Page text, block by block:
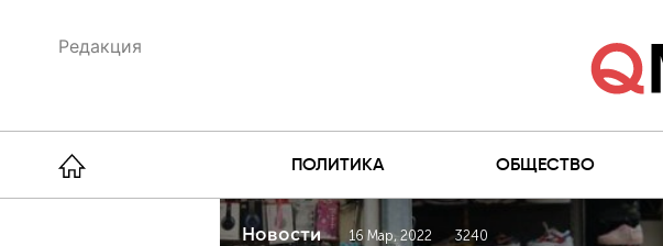
Редакция
ПОЛИТИКА ОБЩЕСТВО
Новости 16 Мар, 2022 3240